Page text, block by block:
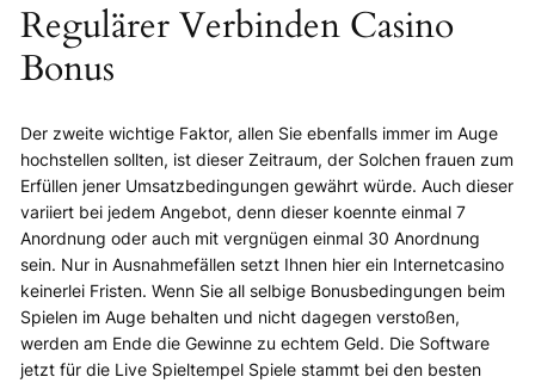
Regulärer Verbinden Casino
Bonus
Der zweite wichtige Faktor, allen Sie ebenfalls immer im Auge
hochstellen sollten, ist dieser Zeitraum, der Solchen frauen zum
Erfüllen jener Umsatzbedingungen gewährt würde. Auch dieser
variiert bei jedem Angebot, denn dieser koennte einmal 7
Anordnung oder auch mit vergnügen einmal 30 Anordnung
sein. Nur in Ausnahmefällen setzt Ihnen hier ein Internetcasino
keinerlei Fristen. Wenn Sie all selbige Bonusbedingungen beim
Spielen im Auge behalten und nicht dagegen verstoßen,
werden am Ende die Gewinne zu echtem Geld. Die Software
jetzt für die Live Spieltempel Spiele stammt bei den besten